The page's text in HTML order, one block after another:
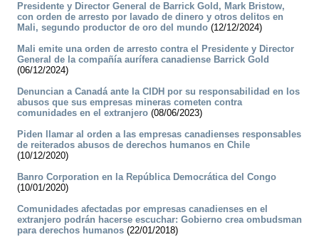
Presidente y Director General de Barrick Gold, Mark Bristow,
con orden de arresto por lavado de dinero y otros delitos en
Mali, segundo productor de oro del mundo (12/12/2024)
Mali emite una orden de arresto contra el Presidente y Director
General de la compañía aurífera canadiense Barrick Gold
(06/12/2024)
Denuncian a Canadá ante la CIDH por su responsabilidad en los
abusos que sus empresas mineras cometen contra
comunidades en el extranjero (08/06/2023)
Piden llamar al orden a las empresas canadienses responsables
de reiterados abusos de derechos humanos en Chile
(10/12/2020)
Banro Corporation en la República Democrática del Congo
(10/01/2020)
Comunidades afectadas por empresas canadienses en el
extranjero podrán hacerse escuchar: Gobierno crea ombudsman
para derechos humanos (22/01/2018)